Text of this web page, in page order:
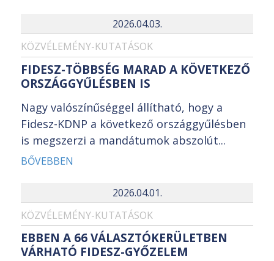
2026.04.03.
KÖZVÉLEMÉNY-KUTATÁSOK
FIDESZ-TÖBBSÉG MARAD A KÖVETKEZŐ
ORSZÁGGYŰLÉSBEN IS
Nagy valószínűséggel állítható, hogy a
Fidesz-KDNP a következő országgyűlésben
is megszerzi a mandátumok abszolút...
BŐVEBBEN
2026.04.01.
KÖZVÉLEMÉNY-KUTATÁSOK
EBBEN A 66 VÁLASZTÓKERÜLETBEN
VÁRHATÓ FIDESZ-GYŐZELEM